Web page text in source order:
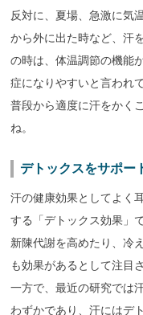
反対に、夏場、急激に気
から外に出た時など、汗
の時は、体温調節の機能
症になりやすいと言われ
普段から適度に汗をかく
ね。
デトックスをサポー
汗の健康効果としてよく
する「デトックス効果」で
新陳代謝を高めたり、冷
も効果があるとして注目
一方で、最近の研究では
わずかであり、汗にはデ